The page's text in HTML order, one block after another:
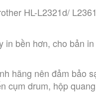
HL-L2321d/
cụm drum, hộp